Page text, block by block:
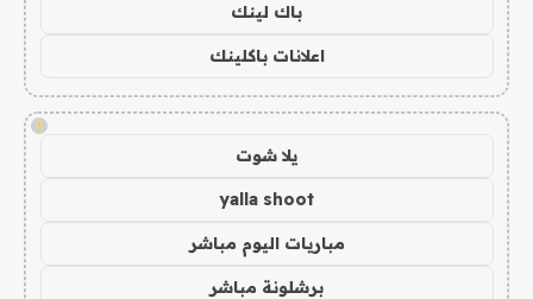
باك لينك
اعلانات باكلينك
!
يلا شوت
yalla shoot
مباريات اليوم مباشر
برشلونة مباشر